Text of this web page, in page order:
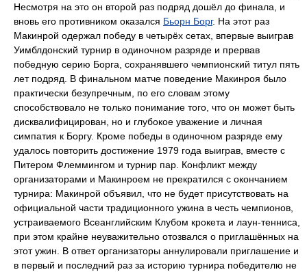
Несмотря на это он второй раз подряд дошёл до финала, и
вновь его противником оказался Бьорн Борг. На этот раз
Макинрой одержал победу в четырёх сетах, впервые выиграв
Уимблдонский турнир в одиночном разряде и прервав
победную серию Борга, сохранявшего чемпионский титул пять
лет подряд. В финальном матче поведение Макинроя было
практически безупречным, по его словам этому
способствовало не только понимание того, что он может быть
дисквалифицирован, но и глубокое уважение и личная
симпатия к Боргу. Кроме победы в одиночном разряде ему
удалось повторить достижение 1979 года выиграв, вместе с
Питером Флеммингом и турнир пар. Конфликт между
организаторами и Макинроем не прекратился с окончанием
турнира: Макинрой объявил, что не будет присутствовать на
официальной части традиционного ужина в честь чемпионов,
устраиваемого Всеанглийским Клубом крокета и лаун-тенниса,
при этом крайне неуважительно отозвался о приглашённых на
этот ужин. В ответ организаторы аннулировали приглашение и
в первый и последний раз за историю турнира победителю не